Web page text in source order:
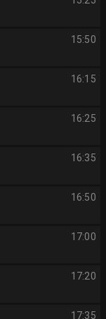
15:50
16:15
16:25
16:35
16:50
17:00
17:20
17:35